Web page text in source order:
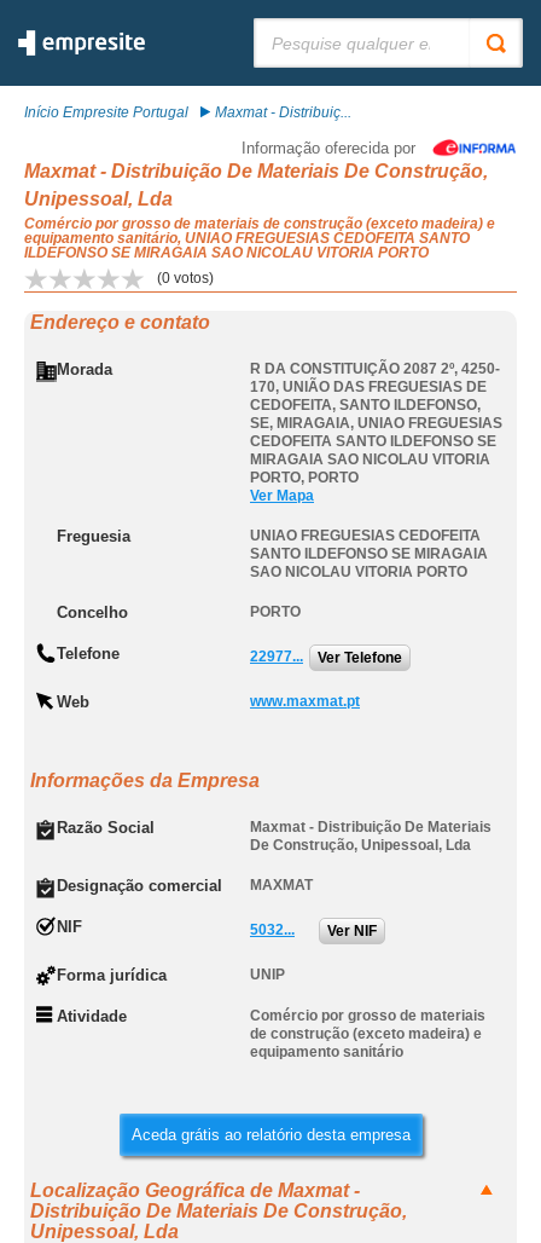
Início Empresite Portugal Maxmat - Distribuiç...
Informação oferecida por
Maxmat - Distribuição De Materiais De Construção,
Unipessoal, Lda
Comércio por grosso de materiais de construção (exceto madeira) e
equipamento sanitário, UNIAO FREGUESIAS CEDOFEITA SANTO
ILDEFONSO SE MIRAGAIA SAO NICOLAU VITORIA PORTO
(0 votos)
Endereço e contato
Morada
R DA CONSTITUIÇÃO 2087 2º, 4250-
170, UNIÃO DAS FREGUESIAS DE
CEDOFEITA, SANTO ILDEFONSO,
SE, MIRAGAIA, UNIAO FREGUESIAS
CEDOFEITA SANTO ILDEFONSO SE
MIRAGAIA SAO NICOLAU VITORIA
PORTO, PORTO
Ver Mapa
Freguesia
UNIAO FREGUESIAS CEDOFEITA
SANTO ILDEFONSO SE MIRAGAIA
SAO NICOLAU VITORIA PORTO
Concelho PORTO
Telefone 22977... Ver Telefone
Web www.maxmat.pt
Informações da Empresa
Razão Social
Maxmat - Distribuição De Materiais
De Construção, Unipessoal, Lda
Designação comercial MAXMAT
NIF 5032... Ver NIF
Forma jurídica UNIP
Atividade
Comércio por grosso de materiais
de construção (exceto madeira) e
equipamento sanitário
Aceda grátis ao relatório desta empresa
Localização Geográfica de Maxmat -
Distribuição De Materiais De Construção,
Unipessoal, Lda